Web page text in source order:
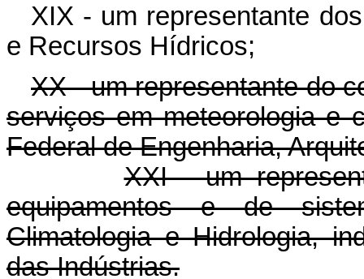
XIX - um representante
e Recursos Hídricos;
XX - um representante do
serviços em meteorologia e
Federal de Engenharia,
XXI - um
equipamentos e de
Climatologia e Hidrologia,
das Indústrias.